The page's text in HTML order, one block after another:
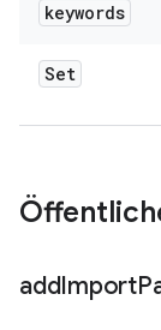
keywords
Set
addImport